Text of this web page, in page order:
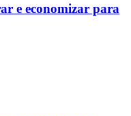
e economizar para